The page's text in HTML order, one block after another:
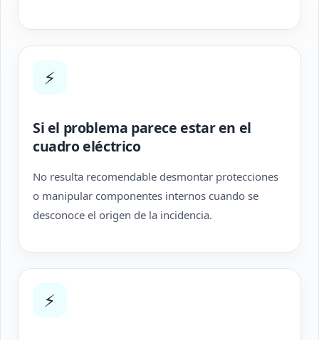
⚡
Si el problema parece estar en el
cuadro eléctrico
No resulta recomendable desmontar protecciones
o manipular componentes internos cuando se
desconoce el origen de la incidencia.
⚡